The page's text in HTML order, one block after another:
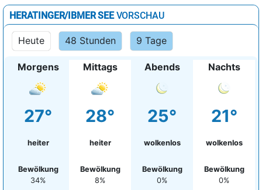
HERATINGER/IBMER SEEVORSCHAU
Heute 48 Stunden 9 Tage
Morgens
27°
heiter
Bewölkung
34%
Mittags
28°
heiter
Bewölkung
8%
Abends
25°
wolkenlos
Bewölkung
0%
Nachts
21°
wolkenlos
Bewölkung
0%